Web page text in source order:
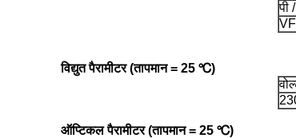
पी
विद्युत पैरामीटर (तापमान = 25 ℃)
ऑप्टिकल पैरामीटर (तापमान = 25 ℃)